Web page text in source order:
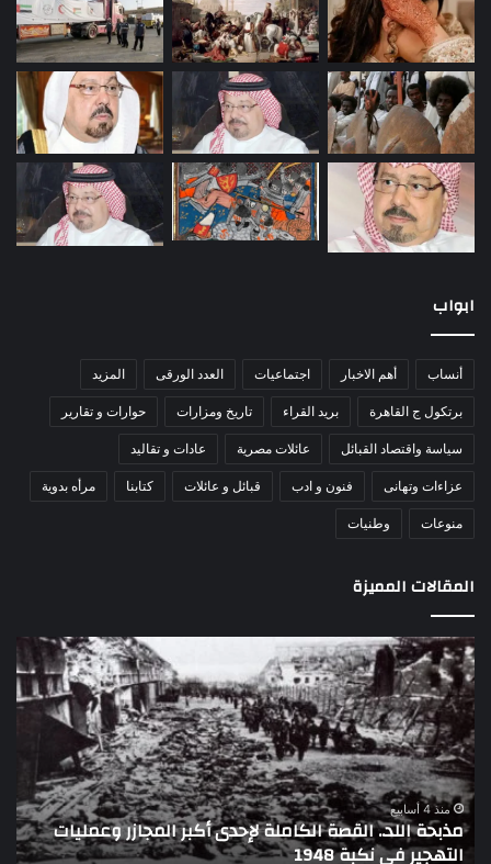
ابواب
أنساب أهم الاخبار اجتماعيات العدد الورقى المزيد
برتكول ج القاهرة بريد القراء تاريخ ومزارات حوارات و تقارير
سياسة واقتصاد القبائل عائلات مصرية عادات و تقاليد
عزاءات وتهانى فنون و ادب قبائل و عائلات كتابنا مرأه بدوية
منوعات وطنيات
المقالات المميزة
اللواء
دكتور
راضي
عبدالمعطي
يكتب:
30
يونيو
3
يوليو..
منذ 4 أسابيع
اللواء دكتور راضي عبدالمعطي يكتب: 30 يونيو – 3 يوليو..
تاريخ لا يمحى من الذاكرة الوطنية المصرية